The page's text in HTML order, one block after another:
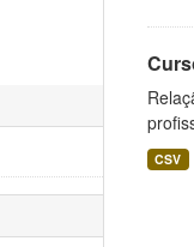
CSV